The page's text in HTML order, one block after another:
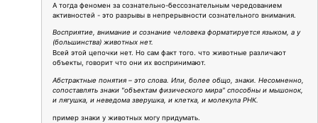
А тогда феномен за сознательно-бессознательным чередованием
активностей - это разрывы в непрерывности сознательного внимания.
Восприятие, внимание и сознание человека форматируется языком, а у
(большинства) животных нет.
Всей этой цепочки нет. Но сам факт того. что животные различают
объекты, говорит что они их воспринимают.
Абстрактные понятия – это слова. Или, более общо, знаки. Несомненно,
сопоставлять знаки "объектам физического мира" способны и мышонок,
и лягушка, и неведома зверушка, и клетка, и молекула РНК.
пример знаки у животных могу придумать.